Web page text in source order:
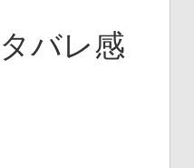
バレ感